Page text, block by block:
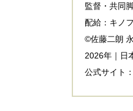
監督・共同
配給：キノ
©佐藤二朗
2026年｜日
公式サイト：